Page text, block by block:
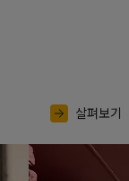
살펴보기